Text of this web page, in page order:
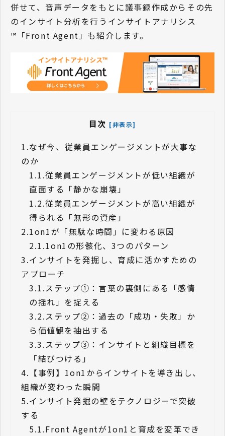
併せて、音声データをもとに議事録作成からその先
のインサイト分析を行うインサイトアナリシス
™「Front Agent」も紹介します。
目次 [非表示]
1.なぜ今、従業員エンゲージメントが大事な
のか
1.1.従業員エンゲージメントが低い組織が
直面する「静かな崩壊」
1.2.従業員エンゲージメントが高い組織が
得られる「無形の資産」
2.1on1が「無駄な時間」に変わる原因
2.1.1on1の形骸化、3つのパターン
3.インサイトを発掘し、育成に活かすための
アプローチ
3.1.ステップ①：言葉の裏側にある「感情
の揺れ」を捉える
3.2.ステップ②：過去の「成功・失敗」か
ら価値観を抽出する
3.3.ステップ③：インサイトと組織目標を
「結びつける」
4. 【事例】1on1からインサイトを導き出し、
組織が変わった瞬間
5.インサイト発掘の壁をテクノロジーで突破
する
5.1.Front Agentが1on1と育成を変革でき